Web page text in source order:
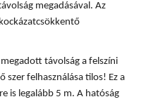
megadásával. Az
távolság a felszíni
szer felhasználása tilos! Ez a
is legalább 5 m. A hatóság